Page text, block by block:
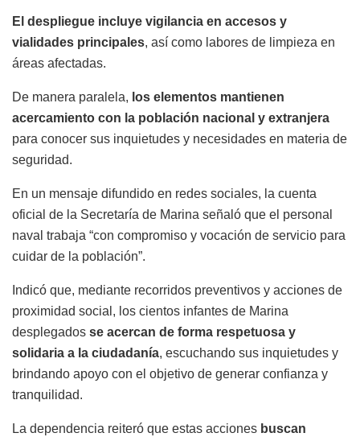
El despliegue incluye vigilancia en accesos y
vialidades principales, así como labores de limpieza en
áreas afectadas.
De manera paralela, los elementos mantienen
acercamiento con la población nacional y extranjera
para conocer sus inquietudes y necesidades en materia de
seguridad.
En un mensaje difundido en redes sociales, la cuenta
oficial de la Secretaría de Marina señaló que el personal
naval trabaja “con compromiso y vocación de servicio para
cuidar de la población”.
Indicó que, mediante recorridos preventivos y acciones de
proximidad social, los cientos infantes de Marina
desplegados se acercan de forma respetuosa y
solidaria a la ciudadanía, escuchando sus inquietudes y
brindando apoyo con el objetivo de generar confianza y
tranquilidad.
La dependencia reiteró que estas acciones buscan